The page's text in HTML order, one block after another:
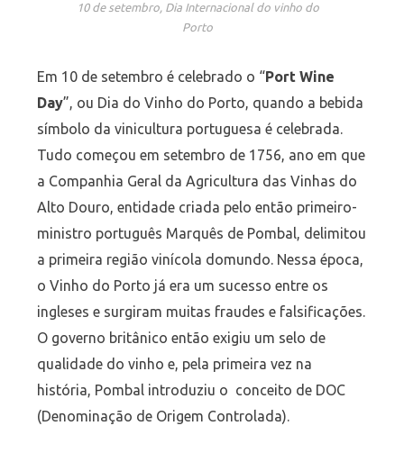
10 de setembro, Dia Internacional do vinho do
Porto
Em 10 de setembro é celebrado o “Port Wine
Day”, ou Dia do Vinho do Porto, quando a bebida
símbolo da vinicultura portuguesa é celebrada.
Tudo começou em setembro de 1756, ano em que
a Companhia Geral da Agricultura das Vinhas do
Alto Douro, entidade criada pelo então primeiro-
ministro português Marquês de Pombal, delimitou
a primeira região vinícola domundo. Nessa época,
o Vinho do Porto já era um sucesso entre os
ingleses e surgiram muitas fraudes e falsificações.
O governo britânico então exigiu um selo de
qualidade do vinho e, pela primeira vez na
história, Pombal introduziu o conceito de DOC
(Denominação de Origem Controlada).